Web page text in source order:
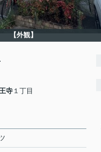
【外観】
寺 １丁目